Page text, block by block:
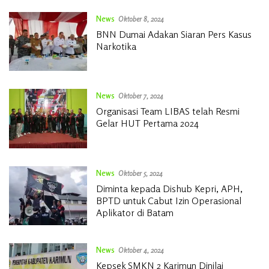
News Oktober 8, 2024
BNN Dumai Adakan Siaran Pers Kasus
Narkotika
News Oktober 7, 2024
Organisasi Team LIBAS telah Resmi
Gelar HUT Pertama 2024
News Oktober 5, 2024
Diminta kepada Dishub Kepri, APH,
BPTD untuk Cabut Izin Operasional
Aplikator di Batam
News Oktober 4, 2024
Kepsek SMKN 2 Karimun Dinilai